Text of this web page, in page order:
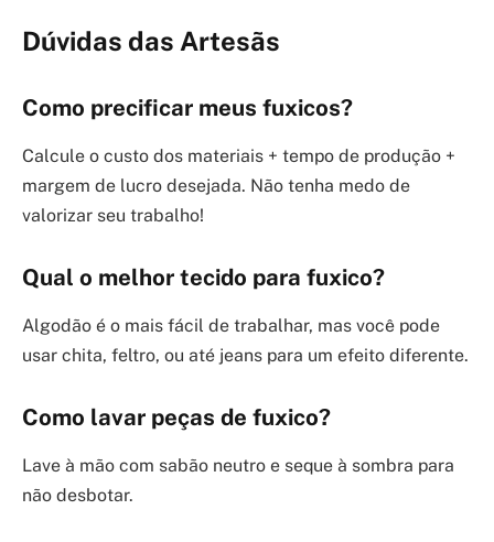
Dúvidas das Artesãs
Como precificar meus fuxicos?
Calcule o custo dos materiais + tempo de produção +
margem de lucro desejada. Não tenha medo de
valorizar seu trabalho!
Qual o melhor tecido para fuxico?
Algodão é o mais fácil de trabalhar, mas você pode
usar chita, feltro, ou até jeans para um efeito diferente.
Como lavar peças de fuxico?
Lave à mão com sabão neutro e seque à sombra para
não desbotar.